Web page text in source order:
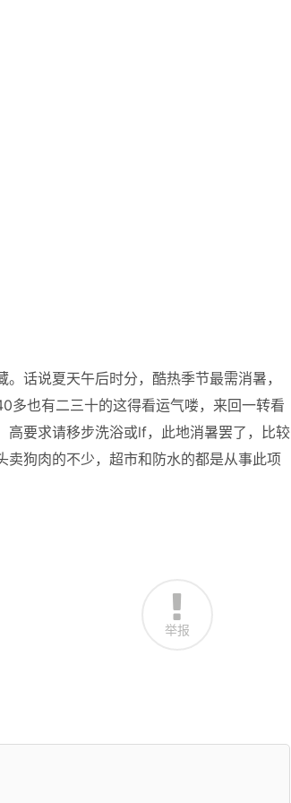
话说夏天午后时分，酷热季节最需消暑，
多也有二三十的这得看运气喽，来回一转看
高要求请移步洗浴或lf，此地消暑罢了，比较
狗肉的不少，超市和防水的都是从事此项
举报